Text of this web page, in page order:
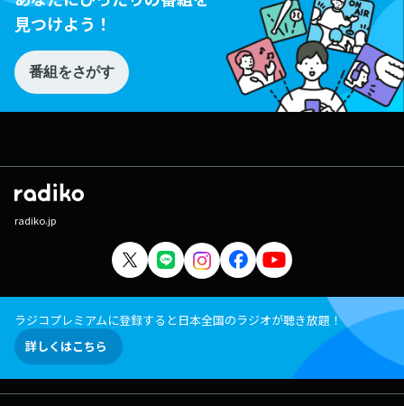
見つけよう！
番組をさがす
radiko.jp
ラジコプレミアムに登録すると日本全国のラジオが聴き放題！
詳しくはこちら